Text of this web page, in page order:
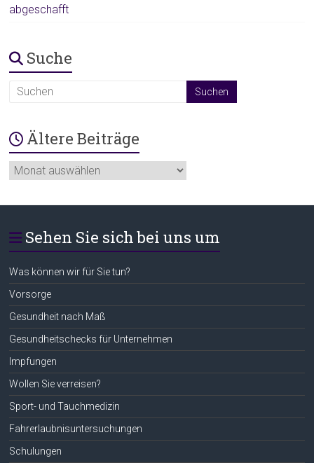
abgeschafft
Suche
Ältere Beiträge
Ältere
Beiträge
Sehen Sie sich bei uns um
Was können wir für Sie tun?
Vorsorge
Gesundheit nach Maß
Gesundheitschecks für Unternehmen
Impfungen
Wollen Sie verreisen?
Sport- und Tauchmedizin
Fahrerlaubnisuntersuchungen
Schulungen